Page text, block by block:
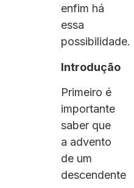
enfim há
essa
possibilidade.
Introdução
Primeiro é
importante
saber que
a advento
de um
descendente